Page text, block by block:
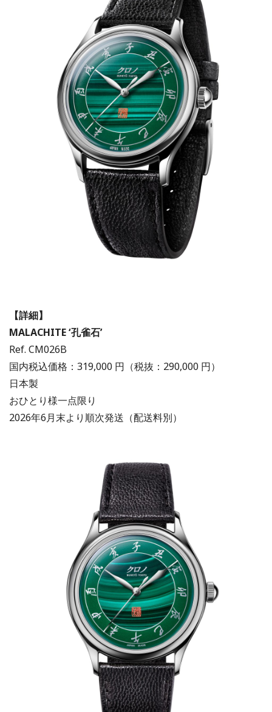
【詳細】
MALACHITE ‘孔雀石’
Ref. CM026B
国内税込価格：319,000 円（税抜：290,000 円）
日本製
おひとり様一点限り
2026年6月末より順次発送（配送料別）